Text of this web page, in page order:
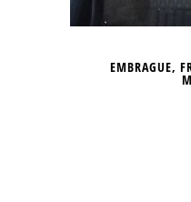
EMBRAGUE,